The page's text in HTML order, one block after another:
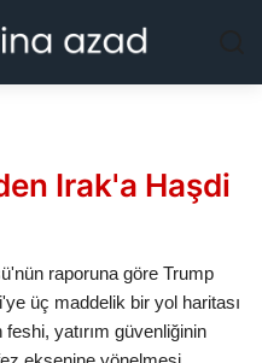
Irak'a Haşdi
raporuna göre Trump
üç maddelik bir yol haritası
yatırım güvenliğinin